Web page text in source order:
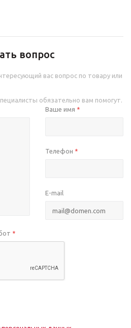
вопрос
вас вопрос по товару или
обязательно вам помогут.
Ваше имя *
Телефон *
E-mail
*